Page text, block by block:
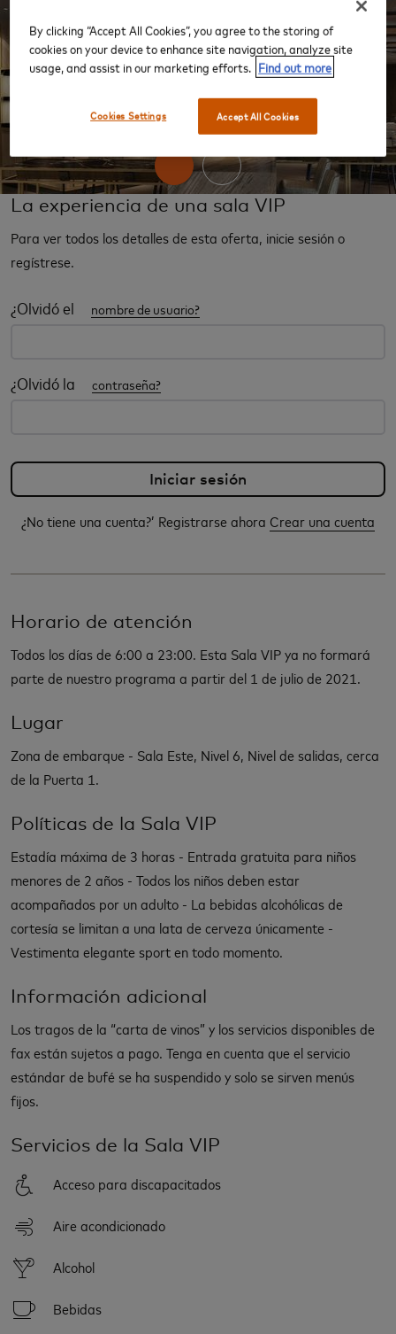
La experiencia de una sala VIP
Para ver todos los detalles de esta oferta, inicie sesión o
regístrese.
¿Olvidó el nombre de usuario?
¿Olvidó la contraseña?
¿No tiene una cuenta?’ Registrarse ahora Crear una cuenta
Horario de atención
Todos los días de 6:00 a 23:00. Esta Sala VIP ya no formará
parte de nuestro programa a partir del 1 de julio de 2021.
Lugar
Zona de embarque - Sala Este, Nivel 6, Nivel de salidas, cerca
de la Puerta 1.
Políticas de la Sala VIP
Estadía máxima de 3 horas - Entrada gratuita para niños
menores de 2 años - Todos los niños deben estar
acompañados por un adulto - La bebidas alcohólicas de
cortesía se limitan a una lata de cerveza únicamente -
Vestimenta elegante sport en todo momento.
Información adicional
Los tragos de la “carta de vinos” y los servicios disponibles de
fax están sujetos a pago. Tenga en cuenta que el servicio
estándar de bufé se ha suspendido y solo se sirven menús
fijos.
Servicios de la Sala VIP
Acceso para discapacitados
Aire acondicionado
Alcohol
Bebidas
By clicking “Accept All Cookies”, you agree to the storing of
cookies on your device to enhance site navigation, analyze site
usage, and assist in our marketing efforts. Find out more
Accept All Cookies
Cookies Settings